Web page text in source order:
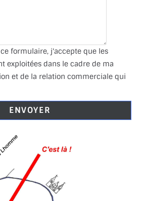
formulaire, j'accepte que les
exploitées dans le cadre de ma
et de la relation commerciale qui